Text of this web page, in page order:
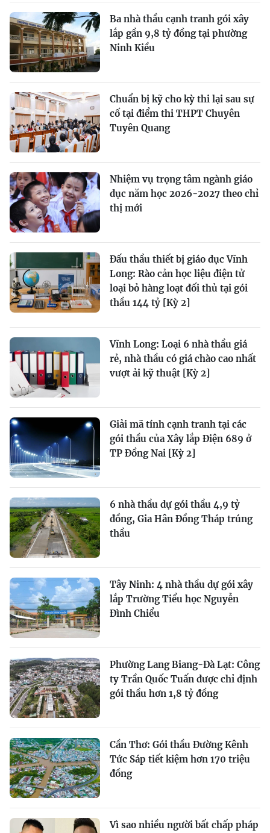
Ba nhà thầu cạnh tranh gói xây
lắp gần 9,8 tỷ đồng tại phường
Ninh Kiều
Chuẩn bị kỹ cho kỳ thi lại sau sự
cố tại điểm thi THPT Chuyên
Tuyên Quang
Nhiệm vụ trọng tâm ngành giáo
dục năm học 2026-2027 theo chỉ
thị mới
Đấu thầu thiết bị giáo dục Vĩnh
Long: Rào cản học liệu điện tử
loại bỏ hàng loạt đối thủ tại gói
thầu 144 tỷ [Kỳ 2]
Vĩnh Long: Loại 6 nhà thầu giá
rẻ, nhà thầu có giá chào cao nhất
vượt ải kỹ thuật [Kỳ 2]
Giải mã tính cạnh tranh tại các
gói thầu của Xây lắp Điện 689 ở
TP Đồng Nai [Kỳ 2]
6 nhà thầu dự gói thầu 4,9 tỷ
đồng, Gia Hân Đồng Tháp trúng
thầu
Tây Ninh: 4 nhà thầu dự gói xây
lắp Trường Tiểu học Nguyễn
Đình Chiểu
Phường Lang Biang-Đà Lạt: Công
ty Trần Quốc Tuấn được chỉ định
gói thầu hơn 1,8 tỷ đồng
Cần Thơ: Gói thầu Đường Kênh
Tức Sáp tiết kiệm hơn 170 triệu
đồng
Vì sao nhiều người bất chấp pháp